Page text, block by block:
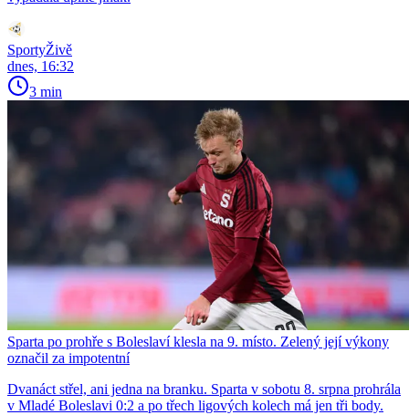
SportyŽivě
dnes, 16:32
3 min
Sparta po prohře s Boleslaví klesla na 9. místo. Zelený její výkony
označil za impotentní
Dvanáct střel, ani jedna na branku. Sparta v sobotu 8. srpna prohrála
v Mladé Boleslavi 0:2 a po třech ligových kolech má jen tři body.